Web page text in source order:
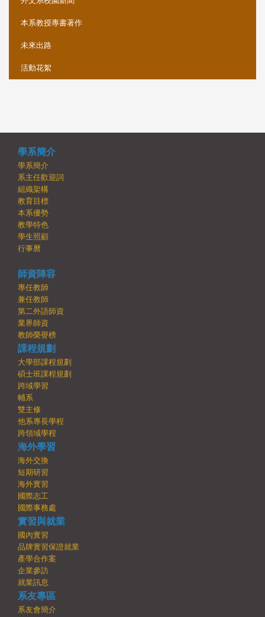
本系教授專書著作
未來出路
活動花絮
學系簡介
學系簡介
系主任歡迎詞
組織架構
教育目標
本系優勢
教學特色
學生照顧
行事曆
師資陣容
專任教師
兼任教師
第二外語師資
業界師資
教師榮譽榜
課程規劃
大學部課程規劃
碩士班課程規劃
跨域學習
輔系
雙主修
他系專長學程
跨領域學程
海外學習
海外交換
短期研習
海外實習
國際志工
國際事務處
實習與就業
國內實習
品牌實習保證就業
產學合作案
企業參訪
就業訊息
系友專區
系友會簡介